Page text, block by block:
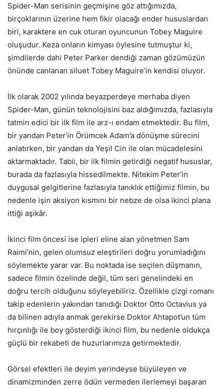
Spider-Man serisinin geçmişine göz attığımızda,
birçoklarının üzerine hem fikir olacağı ender hususlardan
biri, karaktere en cuk oturan oyuncunun Tobey Maguire
oluşudur. Keza onların kimyası öylesine tutmuştur ki,
şimdilerde dahi Peter Parker dendiği zaman gözümüzün
önünde canlanan siluet Tobey Maguire’in kendisi oluyor.
İlk olarak 2002 yılında beyazperdeye merhaba diyen
Spider-Man, günün teknolojisini baz aldığımızda, fazlasıyla
tatmin edici bir ilk film ile arz-ı endam etmektedir. Bu film,
bir yandan Peter’in Örümcek Adam’a dönüşme sürecini
anlatırken, bir yandan da Yeşil Cin ile olan mücadelesini
aktarmaktadır. Tabii, bir ilk filmin getirdiği negatif hususlar,
burada da fazlasıyla hissedilmekte. Nitekim Peter’in
duygusal gelgitlerine fazlasıyla tanıklık ettiğimiz filmin, bu
nedenle işin aksiyon kısmını bir nebze de olsa ikinci plana
ittiği aşikâr.
İkinci film öncesi ise ipleri eline alan yönetmen Sam
Raimi’nin, gelen olumsuz eleştirileri doğru yorumladığını
söylemekte yarar var. Bu noktada ise seçilen düşmanın,
sadece filmin özelinde değil, tüm seri genelindeki en
doğru tercih olduğunu söyleyebiliriz. Özellikle çizgi romanı
takip edenlerin yakından tanıdığı Doktor Otto Octavius ya
da bilinen adıyla anmak gerekirse Doktor Ahtapot’un tüm
hırçınlığı ile boy gösterdiği ikinci film, bu nedenle oldukça
güçlü bir rekabeti de huzurlarımıza getirmektedir.
Görsel efektleri ile deyim yerindeyse büyüleyen ve
dinamizminden zerre ödün vermeden ilerlemeyi başaran